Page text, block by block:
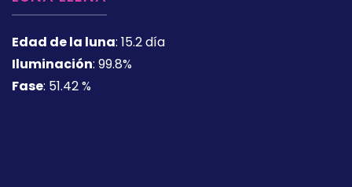
Edad de la luna: 15.2 día
Iluminación: 99.8%
Fase: 51.42 %